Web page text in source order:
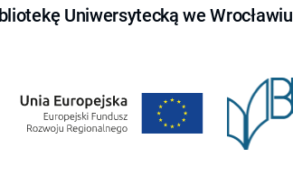
Uniwersytecką we Wrocławiu